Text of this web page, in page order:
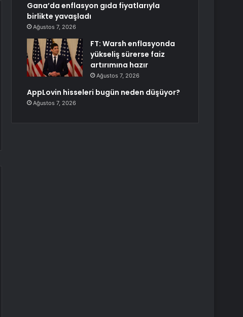
Gana’da enflasyon gıda fiyatlarıyla
birlikte yavaşladı
Ağustos 7, 2026
FT: Warsh enflasyonda
yükseliş sürerse faiz
artırımına hazır
Ağustos 7, 2026
AppLovin hisseleri bugün neden düşüyor?
Ağustos 7, 2026